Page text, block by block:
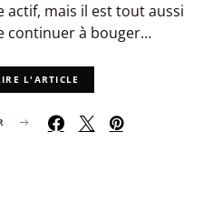
actif, mais il est tout aussi
continuer à bouger…
L'ARTICLE